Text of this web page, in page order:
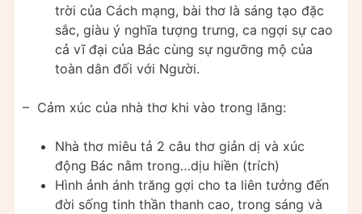
trời của Cách mạng, bài thơ là sáng tạo đặc
sắc, giàu ý nghĩa tượng trưng, ca ngợi sự cao
cả vĩ đại của Bác cùng sự ngưỡng mộ của
toàn dân đối với Người.
– Cảm xúc của nhà thơ khi vào trong lăng:
Nhà thơ miêu tả 2 câu thơ giản dị và xúc
động Bác nằm trong…dịu hiền (trích)
Hình ảnh ánh trăng gợi cho ta liên tưởng đến
đời sống tinh thần thanh cao, trong sáng và